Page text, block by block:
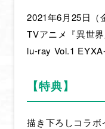
2021年6月25日（
TVアニメ『異世
lu-ray Vol.1
【特典】
描き下ろしコラ